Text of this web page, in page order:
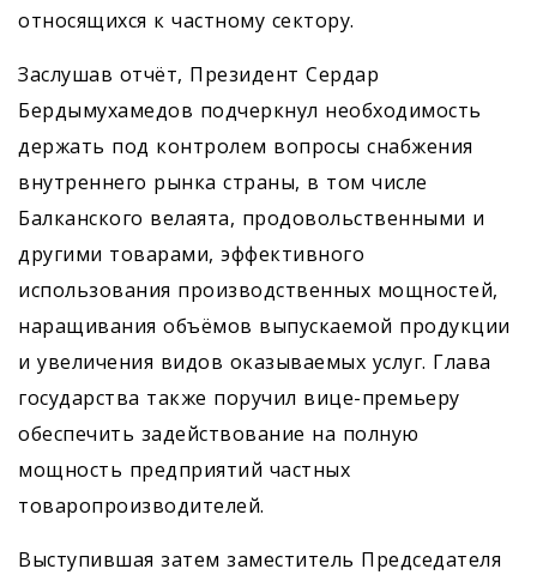
относящихся к частному сектору.
Заслушав отчёт, Президент Сердар
Бердымухамедов подчеркнул необходимость
держать под контролем вопросы снабжения
внутреннего рынка страны, в том числе
Балканского велаята, продовольственными и
другими товарами, эффективного
использования производственных мощностей,
наращивания объёмов выпускаемой продукции
и увеличения видов оказываемых услуг. Глава
государства также поручил вице-премьеру
обеспечить задействование на полную
мощность предприятий частных
товаропроизводителей.
Выступившая затем заместитель Председателя